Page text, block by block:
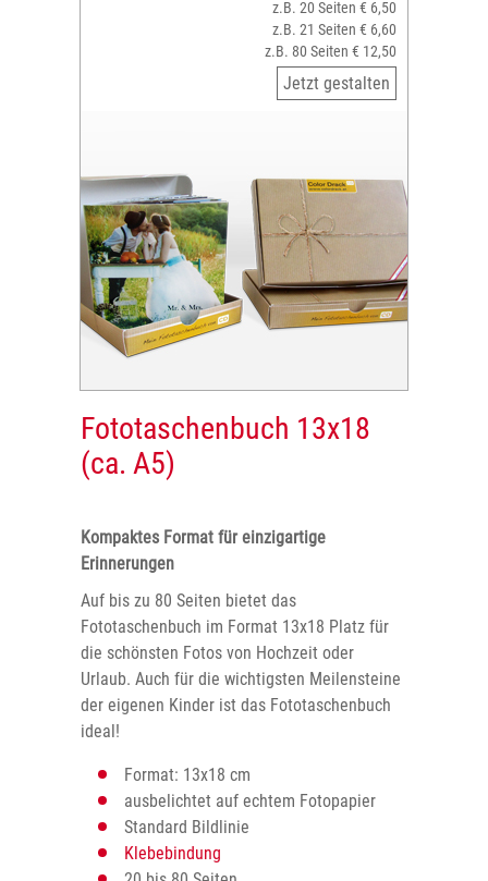
z.B. 20 Seiten € 6,50
z.B. 21 Seiten € 6,60
z.B. 80 Seiten € 12,50
Jetzt gestalten
Fototaschenbuch 13x18
(ca. A5)
Kompaktes Format für einzigartige
Erinnerungen
Auf bis zu 80 Seiten bietet das
Fototaschenbuch im Format 13x18 Platz für
die schönsten Fotos von Hochzeit oder
Urlaub. Auch für die wichtigsten Meilensteine
der eigenen Kinder ist das Fototaschenbuch
ideal!
Format: 13x18 cm
ausbelichtet auf echtem Fotopapier
Standard Bildlinie
Klebebindung